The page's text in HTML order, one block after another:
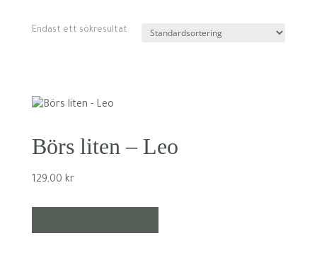
Endast ett sökresultat
Börs liten – Leo
129,00 kr